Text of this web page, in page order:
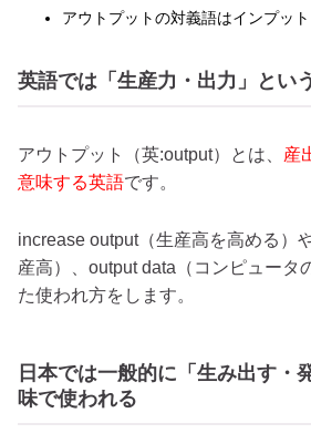
アウトプットの対義語はインプット
英語では「生産力・出力」とい
アウトプット（英:output）とは、 産
意味する英語です。
increase output（生産高を高める）
産高）、output data（コンピュータ
た使われ方をします。
日本では一般的に「生み出す・
味で使われる